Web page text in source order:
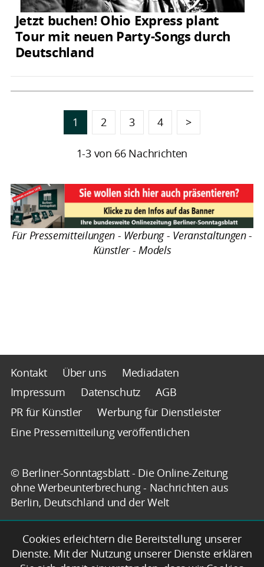
Jetzt buchen! Ohio Express plant
Tour mit neuen Party-Songs durch
Deutschland
1 2 3 4 >
1-3 von 66 Nachrichten
Für Pressemitteilungen - Werbung - Veranstaltungen -
Künstler - Models
Kontakt Über uns
Mediadaten
Impressum
Datenschutz
AGB
PR für Künstler
Werbung für Dienstleister
Eine Pressemitteilung veröffentlichen
© Berliner-Sonntagsblatt - Die Online-Zeitung
ohne Werbeunterbrechung - Nachrichten aus
Berlin, Deutschland und der Welt
Cookies erleichtern die Bereitstellung unserer
Dienste. Mit der Nutzung unserer Dienste erklären